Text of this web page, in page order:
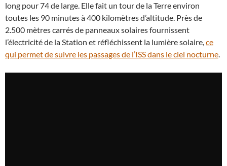
long pour 74 de large. Elle fait un tour de la Terre environ
toutes les 90 minutes à 400 kilomètres d’altitude. Près de
2.500 mètres carrés de panneaux solaires fournissent
l’électricité de la Station et réfléchissent la lumière solaire,ce
qui permet de suivre les passages de l’ISS dans le ciel nocturne.